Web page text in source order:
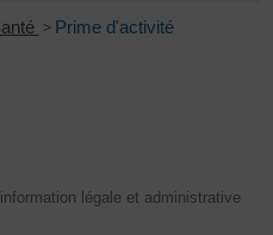
> Prime d'activité
légale et administrative